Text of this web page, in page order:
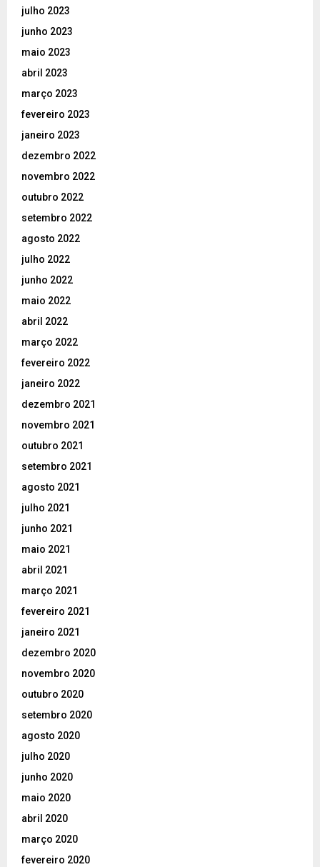
julho 2023
junho 2023
maio 2023
abril 2023
março 2023
fevereiro 2023
janeiro 2023
dezembro 2022
novembro 2022
outubro 2022
setembro 2022
agosto 2022
julho 2022
junho 2022
maio 2022
abril 2022
março 2022
fevereiro 2022
janeiro 2022
dezembro 2021
novembro 2021
outubro 2021
setembro 2021
agosto 2021
julho 2021
junho 2021
maio 2021
abril 2021
março 2021
fevereiro 2021
janeiro 2021
dezembro 2020
novembro 2020
outubro 2020
setembro 2020
agosto 2020
julho 2020
junho 2020
maio 2020
abril 2020
março 2020
fevereiro 2020